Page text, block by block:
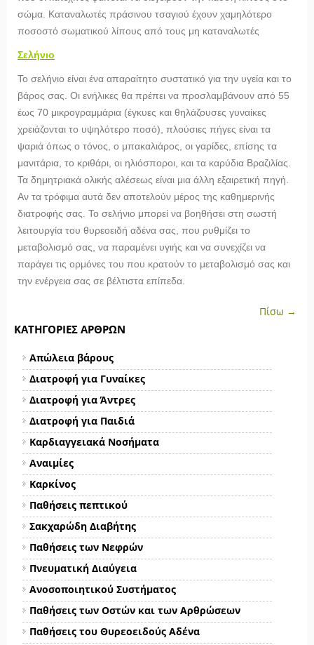
σώμα. Καταναλωτές πράσινου τσαγιού έχουν χαμηλότερο
ποσοστό σωματικού λίπους από τους μη καταναλωτές
Σελήνιο
Το σελήνιο είναι ένα απαραίτητο συστατικό για την υγεία και το
βάρος σας. Οι ενήλικες θα πρέπει να προσλαμβάνουν από 55
έως 70 μικρογραμμάρια (έγκυες και θηλάζουσες γυναίκες
χρειάζονται το υψηλότερο ποσό), πλούσιες πήγες είναι τα
ψαριά όπως ο τόνος, ο μπακαλιάρος, οι γαρίδες, επίσης τα
μανιτάρια, το κριθάρι, οι ηλιόσποροι, και τα καρύδια Βραζιλίας.
Τα δημητριακά ολικής αλέσεως είναι μια άλλη εξαιρετική πηγή.
Αν τα τρόφιμα αυτά δεν αποτελούν μέρος της καθημερινής
διατροφής σας. Το σελήνιο μπορεί να βοηθήσει στη σωστή
λειτουργία του θυρεοειδή αδένα σας, που ρυθμίζει το
μεταβολισμό σας, να παραμένει υγιής και να συνεχίζει να
παράγει τις ορμόνες του που κρατούν το μεταβολισμό σας και
την ενέργεια σας σε βέλτιστα επίπεδα.
Πίσω →
ΚΑΤΗΓΟΡΊΕΣ ΆΡΘΡΩΝ
Απώλεια βάρους
Διατροφή για Γυναίκες
Διατροφή για Άντρες
Διατροφή για Παιδιά
Καρδιαγγειακά Νοσήματα
Αναιμίες
Καρκίνος
Παθήσεις πεπτικού
Σακχαρώδη Διαβήτης
Παθήσεις των Νεφρών
Πνευματική Διαύγεια
Ανοσοποιητικού Συστήματος
Παθήσεις των Οστών και των Αρθρώσεων
Παθήσεις του Θυρεοειδούς Αδένα